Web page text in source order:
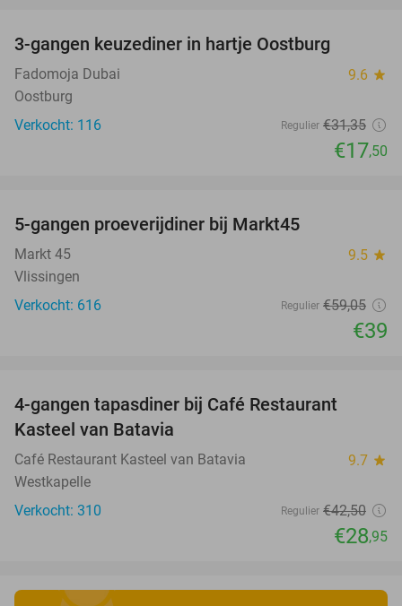
3-gangen keuzediner in hartje Oostburg
Fadomoja Dubai 9.6 star
Oostburg
Verkocht: 116
Regulier €31,35
€17,50
5-gangen proeverijdiner bij Markt45
Markt 45 9.5 star
Vlissingen
Verkocht: 616
Regulier €59,05
€39
4-gangen tapasdiner bij Café Restaurant
Kasteel van Batavia
Café Restaurant Kasteel van Batavia 9.7 star
Westkapelle
Verkocht: 310
Regulier €42,50
€28,95